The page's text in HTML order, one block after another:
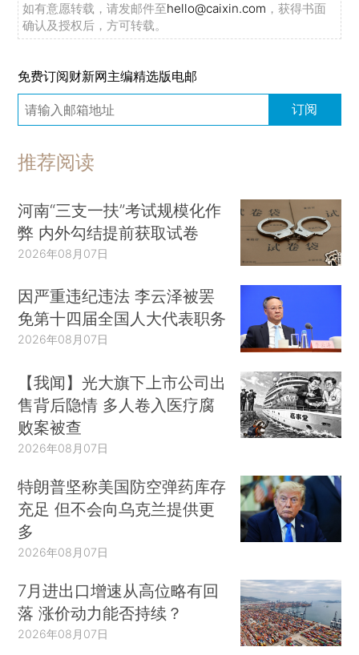
如有意愿转载，请发邮件至hello@caixin.com ，获得书面
确认及授权后，方可转载。
免费订阅财新网主编精选版电邮
订阅
推荐阅读
河南“三支一扶”考试规模化作
弊 内外勾结提前获取试卷
2026年08月07日
因严重违纪违法 李云泽被罢
免第十四届全国人大代表职务
2026年08月07日
【我闻】光大旗下上市公司出
售背后隐情 多人卷入医疗腐
败案被查
2026年08月07日
特朗普坚称美国防空弹药库存
充足 但不会向乌克兰提供更
多
2026年08月07日
7月进出口增速从高位略有回
落 涨价动力能否持续？
2026年08月07日